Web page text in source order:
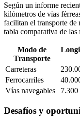
Según un informe
kilómetros de vías
facilitan el transporte de
tabla comparativa de las
Modo de
Transporte
Carreteras
Ferrocarriles
Vías navegables
7.300
Desafíos y